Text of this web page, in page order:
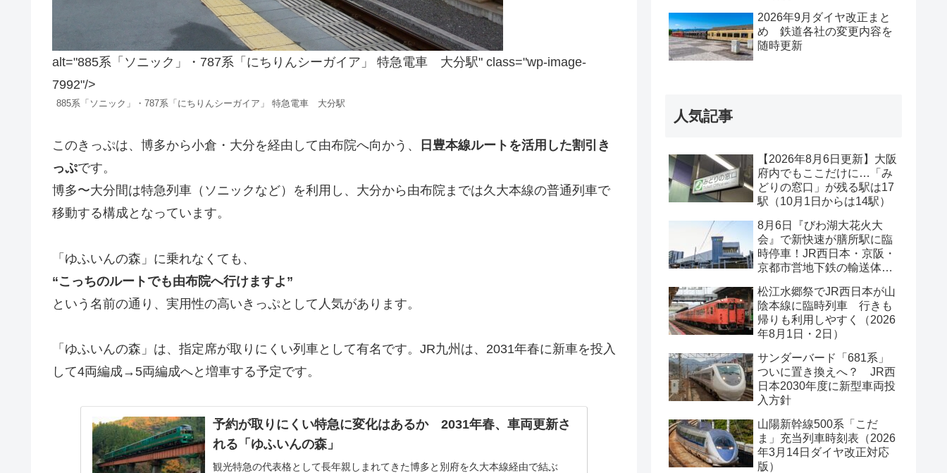
alt="885系「ソニック」・787系「にちりんシーガイア」 特急電車 大分駅" class="wp-image-
7992"/>
885系「ソニック」・787系「にちりんシーガイア」 特急電車 大分駅
このきっぷは、博多から小倉・大分を経由して由布院へ向かう、
日豊本線ルートを活用した割引き
っぷです。
博多〜大分間は特急列車（ソニックなど）を利用し、大分から由布院までは久大本線の普通列車で
移動する構成となっています。
「ゆふいんの森」に乗れなくても、
“こっちのルートでも由布院へ行けますよ”
という名前の通り、実用性の高いきっぷとして人気があります。
「ゆふいんの森」は、指定席が取りにくい列車として有名です。JR九州は、2031年春に新車を投入
して4両編成→5両編成へと増車する予定です。
予約が取りにくい特急に変化はあるか 2031年春、車両更新さ
れる「ゆふいんの森」
観光特急の代表格として長年親しまれてきた博多と別府を久大本線経由で結ぶ
2026年9月ダイヤ改正まと
め 鉄道各社の変更内容を
随時更新
人気記事
【2026年8月6日更新】大阪
府内でもここだけに…「み
どりの窓口」が残る駅は17
駅（10月1日からは14駅）
8月6日『びわ湖大花火大
会』で新快速が膳所駅に臨
時停車！JR西日本・京阪・
京都市営地下鉄の輸送体系
松江水郷祭でJR西日本が山
陰本線に臨時列車 行きも
帰りも利用しやすく（2026
年8月1日・2日）
サンダーバード「681系」
ついに置き換えへ？ JR西
日本2030年度に新型車両投
入方針
山陽新幹線500系「こだ
ま」充当列車時刻表（2026
年3月14日ダイヤ改正対応
版）